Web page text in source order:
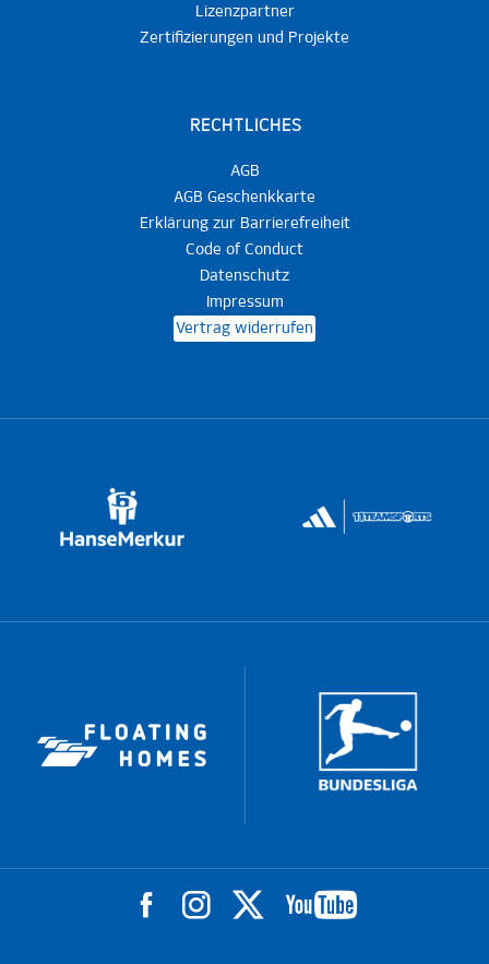
Lizenzpartner
Zertifizierungen und Projekte
RECHTLICHES
AGB
AGB Geschenkkarte
Erklärung zur Barrierefreiheit
Code of Conduct
Datenschutz
Impressum
Vertrag widerrufen